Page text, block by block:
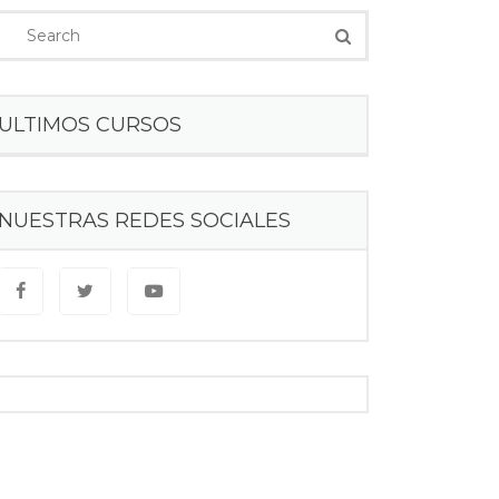
CURSOS
REDES SOCIALES